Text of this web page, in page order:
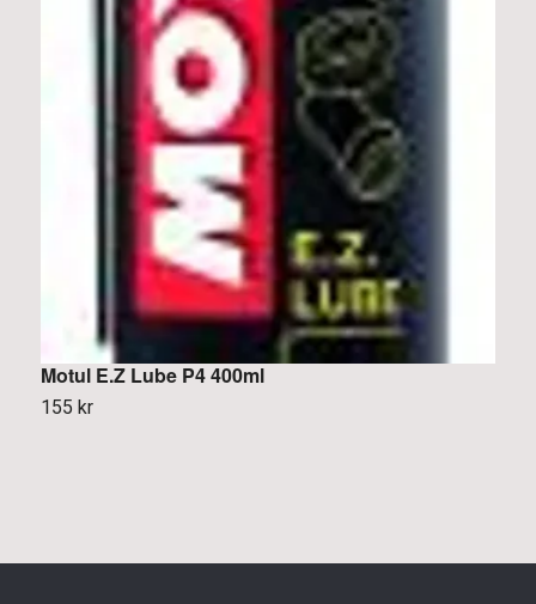
Motul E.Z Lube P4 400ml
155 kr